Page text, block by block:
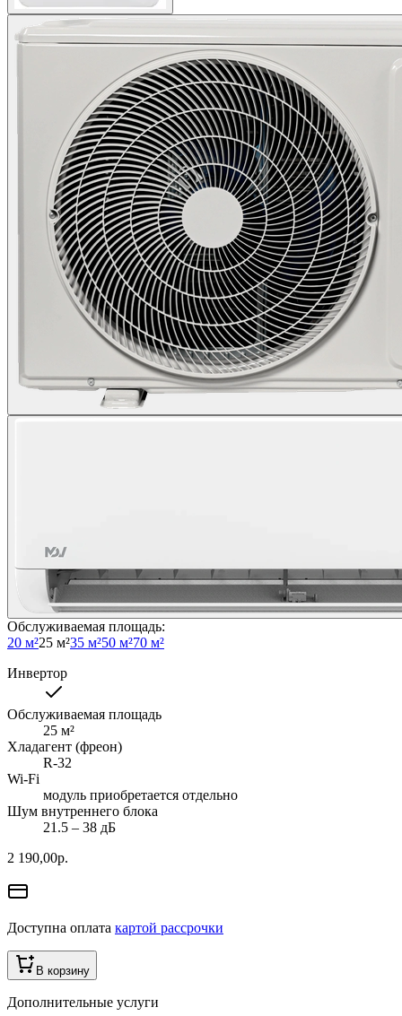
Обслуживаемая площадь:
20 м²25 м²35 м²50 м²70 м²
Инвертор
Обслуживаемая площадь
25 м²
Хладагент (фреон)
R-32
Wi-Fi
модуль приобретается отдельно
Шум внутреннего блока
21.5 ‒ 38 дБ
2 190,00р.
Доступна оплата картой рассрочки
В корзину
Дополнительные услуги